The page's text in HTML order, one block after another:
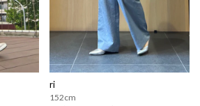
ri
152cm